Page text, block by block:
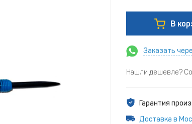
В
Заказать
Нашли дешевле?
Гарантия
Доставка в